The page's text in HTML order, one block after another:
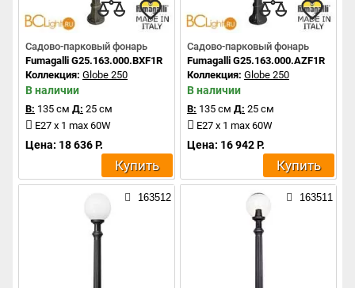
Садово-парковый фонарь
Fumagalli G25.163.000.BXF1R
Коллекция: Globe 250
В наличии
В: 135 см Д: 25 см
E27 x 1 max 60W
Цена: 18 636 Р.
Купить
Садово-парковый фонарь
Fumagalli G25.163.000.AZF1R
Коллекция: Globe 250
В наличии
В: 135 см Д: 25 см
E27 x 1 max 60W
Цена: 16 942 Р.
Купить
163512 163511